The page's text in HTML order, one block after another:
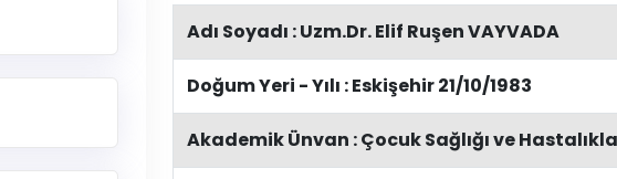
Adı Soyadı :Uzm.Dr. Elif Ruşen VAYVADA
Doğum Yeri - Yılı :Eskişehir 21/10/1983
Akademik Ünvan :Çocuk Sağlığı ve